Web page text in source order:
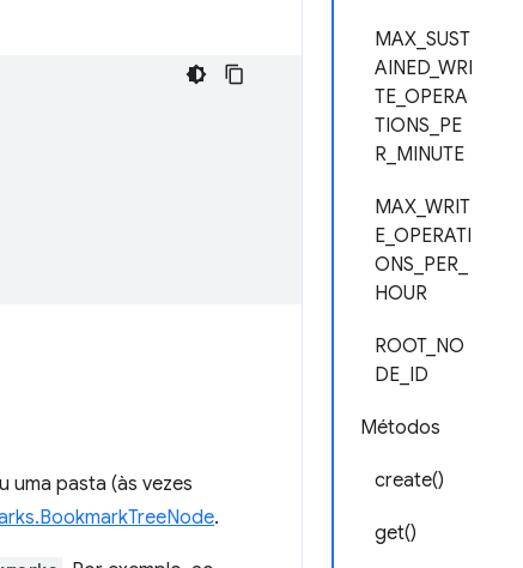
MAX_SUST
AINED_WRI
TE_OPERA
TIONS_PE
R_MINUTE
MAX_WRIT
E_OPERATI
ONS_PER_
HOUR
ROOT_NO
DE_ID
Métodos
create()
get()
uma pasta (às vezes
.